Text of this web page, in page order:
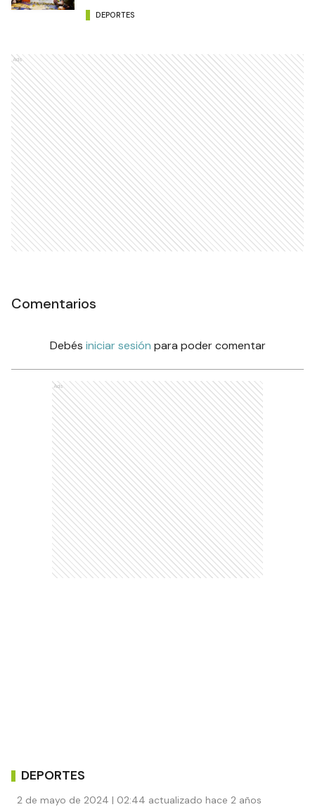
DEPORTES
Ads
Comentarios
Debés iniciar sesión para poder comentar
Ads
DEPORTES
2 de mayo de 2024 | 02:44 actualizado hace 2 años